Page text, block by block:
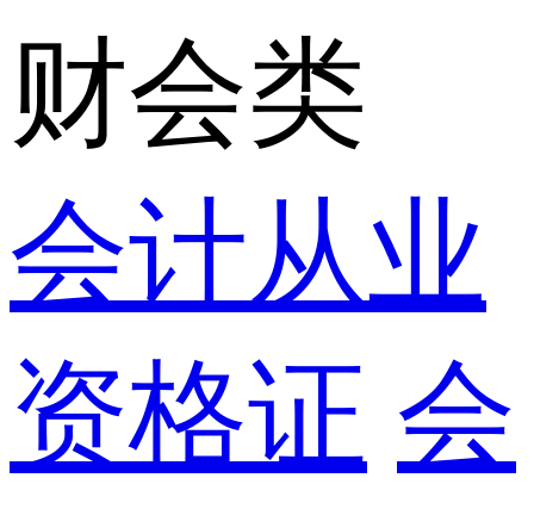
财会类
会计从业
资格证 会